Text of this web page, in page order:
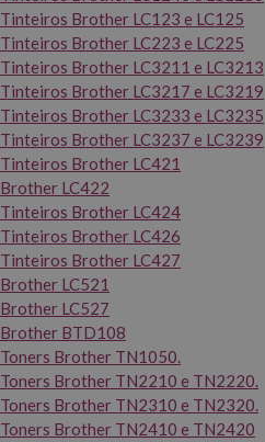
Tinteiros Brother LC123 e LC125
Tinteiros Brother LC223 e LC225
Tinteiros Brother LC3211 e LC3213
Tinteiros Brother LC3217 e LC3219
Tinteiros Brother LC3233 e LC3235
Tinteiros Brother LC3237 e LC3239
Tinteiros Brother LC421
Brother LC422
Tinteiros Brother LC424
Tinteiros Brother LC426
Tinteiros Brother LC427
Brother LC521
Brother LC527
Brother BTD108
Toners Brother TN1050.
Toners Brother TN2210 e TN2220.
Toners Brother TN2310 e TN2320.
Toners Brother TN2410 e TN2420